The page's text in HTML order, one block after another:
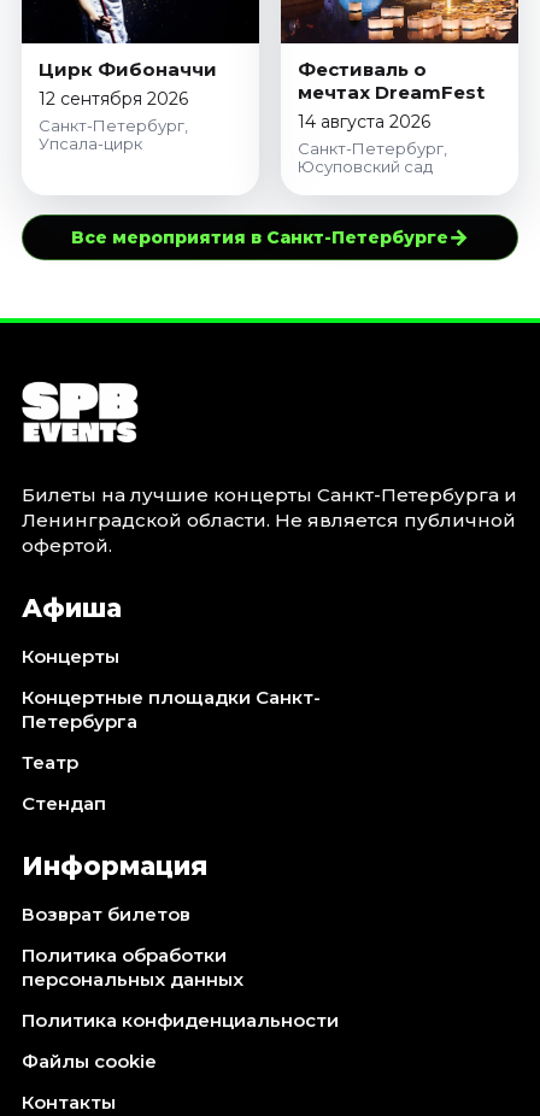
Цирк Фибоначчи
12 сентября 2026
Санкт-Петербург,
Упсала-цирк
Фестиваль о
мечтах DreamFest
14 августа 2026
Санкт-Петербург,
Юсуповский сад
Все мероприятия в Санкт-Петербурге→
Билеты на лучшие концерты Санкт-Петербурга и
Ленинградской области. Не является публичной
офертой.
Афиша
Концерты
Концертные площадки Санкт-
Петербурга
Театр
Стендап
Информация
Возврат билетов
Политика обработки
персональных данных
Политика конфиденциальности
Файлы cookie
Контакты